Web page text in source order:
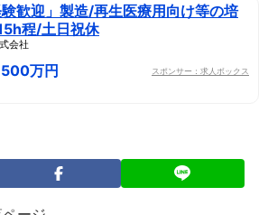
歓迎」製造/再生医療用向け等の培
程/土日祝休
会社
万円 スポンサー：求人ボックス